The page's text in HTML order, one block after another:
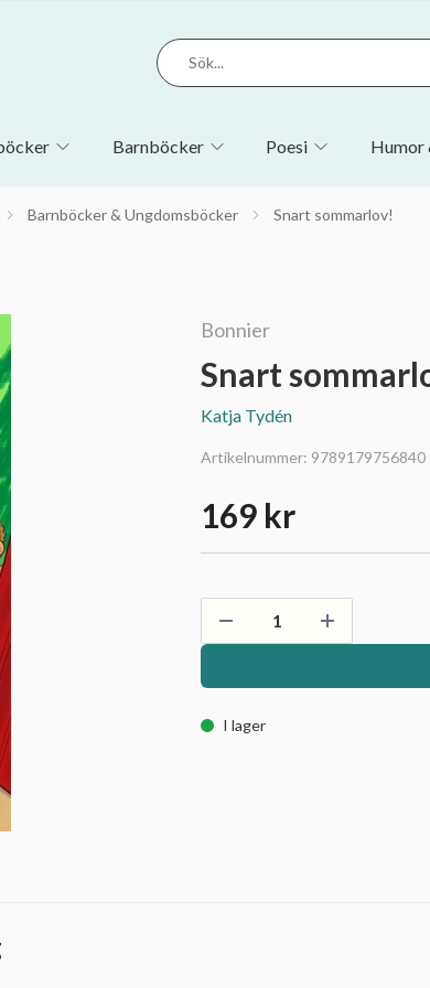
Barnböcker Poesi Humor
Barnböcker & Ungdomsböcker Snart sommarlov!
Bonnier
Snart
Katja Tydén
Artikelnummer: 9789179756840
169 kr
I lager